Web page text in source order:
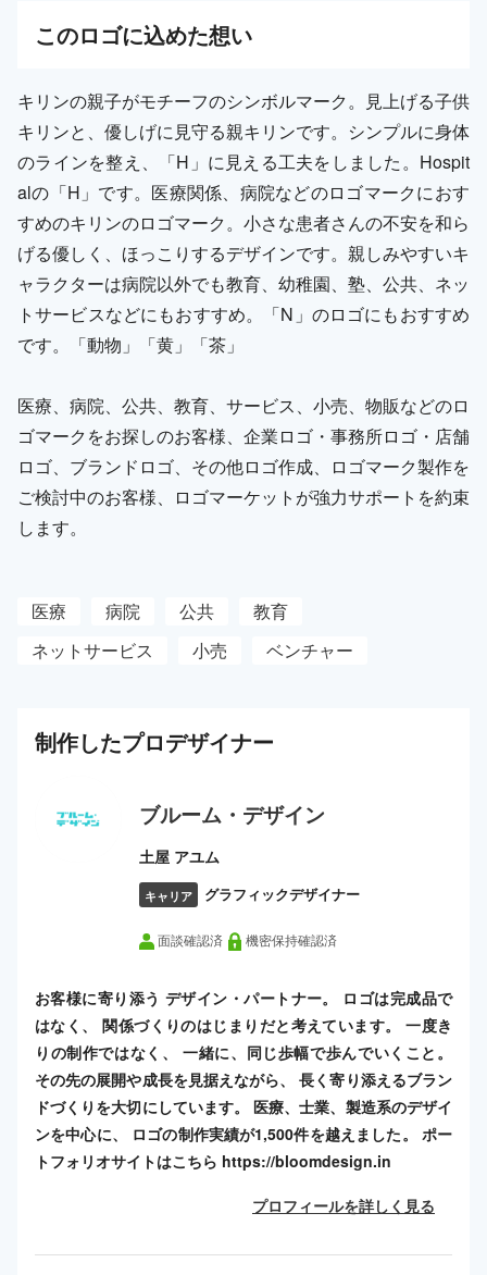
このロゴに込めた想い
キリンの親子がモチーフのシンボルマーク。見上げる子供
キリンと、優しげに見守る親キリンです。シンプルに身体
のラインを整え、「H」に見える工夫をしました。Hospit
alの「H」です。医療関係、病院などのロゴマークにおす
すめのキリンのロゴマーク。小さな患者さんの不安を和ら
げる優しく、ほっこりするデザインです。親しみやすいキ
ャラクターは病院以外でも教育、幼稚園、塾、公共、ネッ
トサービスなどにもおすすめ。「N」のロゴにもおすすめ
です。「動物」「黄」「茶」
医療、病院、公共、教育、サービス、小売、物販などのロ
ゴマークをお探しのお客様、企業ロゴ・事務所ロゴ・店舗
ロゴ、ブランドロゴ、その他ロゴ作成、ロゴマーク製作を
ご検討中のお客様、ロゴマーケットが強力サポートを約束
します。
医療 病院 公共
教育
ネットサービス
小売 ベンチャー
制作したプロデザイナー
ブルーム・デザイン
土屋 アユム
キャリア グラフィックデザイナー
面談確認済 機密保持確認済
お客様に寄り添う デザイン・パートナー。 ロゴは完成品で
はなく、 関係づくりのはじまりだと考えています。 一度き
りの制作ではなく、 一緒に、同じ歩幅で歩んでいくこと。
その先の展開や成長を見据えながら、 長く寄り添えるブラン
ドづくりを大切にしています。 医療、士業、製造系のデザイ
ンを中心に、 ロゴの制作実績が1,500件を越えました。 ポー
トフォリオサイトはこちら https://bloomdesign.in
プロフィールを詳しく見る